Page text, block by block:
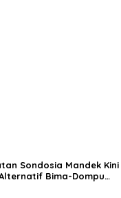
Sondosia Mandek Kini
Bima-Dompu